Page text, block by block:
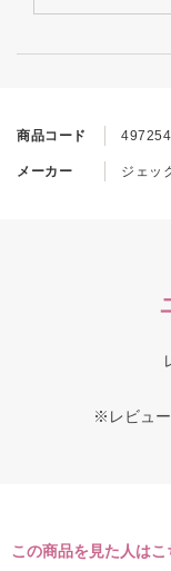
商品コード
メーカー ジェッ
※レビュ
この商品を見た人は